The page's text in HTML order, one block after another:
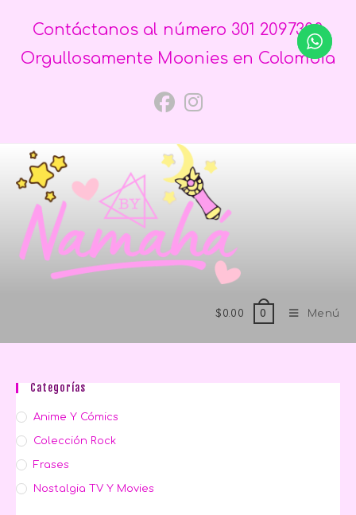
Contáctanos al número 301 2097300
Orgullosamente Moonies en Colombia
$ 0.00 0 Menú
Categorías
Anime Y Cómics
Colección Rock
Frases
Nostalgia TV Y Movies